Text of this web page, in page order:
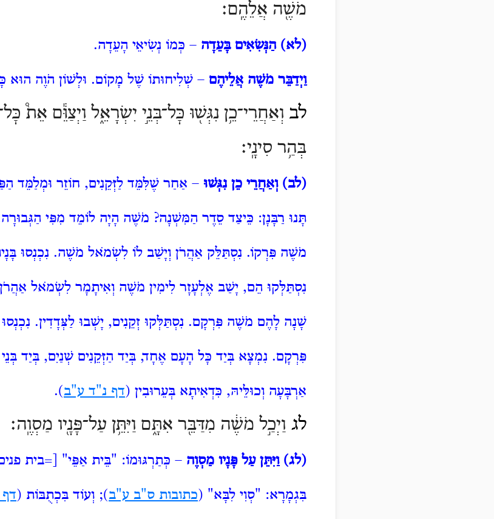
מֹשֶׁ֖ה אֲלֵהֶֽם׃
(לא)הַנְּשִׂאִים בָּעֵדָה – כְּמוֹ נְשִׂיאֵי הָעֵדָה.
וַיְדַבֵּר מֹשֶׁה אֲלֵיהֶם – שְׁלִיחוּתוֹ שֶׁל מָקוֹם. וּלְשׁוֹן הֹוֶה הוּא
לב וְאַחֲרֵי־כֵ֥ן נִגְּשׁ֖וּ כׇּל־בְּנֵ֣י יִשְׂרָאֵ֑ל וַיְצַוֵּ֕ם אֵת֩
בְּהַ֥ר סִינָֽי׃
(לב) וְאַחֲרֵי כֵן נִגְּשׁוּ – אַחַר שֶׁלִּמֵּד לַזְּקֵנִים, חוֹזֵר וּמְלַמֵּד
תָּנוּ רַבָּנָן: כֵּיצַד סֵדֶר הַמִּשְׁנָה? מֹשֶׁה הָיָה לוֹמֵד מִפִּי
מֹשֶׁה פִּרְקוֹ. נִסְתַּלֵּק אַהֲרֹן וְיָשַׁב לוֹ לִשְׂמֹאל מֹשֶׁה. נִכְנְסוּ
נִסְתַּלְּקוּ הֵם, יָשַׁב אֶלְעָזָר לִימִין מֹשֶׁה וְאִיתָמָר לִשְׂמֹאל אַהֲרֹן
שָׁנָה לָהֶם מֹשֶׁה פִּרְקָם. נִסְתַּלְּקוּ זְקֵנִים, יָשְׁבוּ לַצְּדָדִין.
פִּרְקָם. נִמְצָא בְּיַד כָּל הָעָם אֶחָד, בְּיַד הַזְּקֵנִים שְׁנַיִם, בְּיַד
אַרְבָּעָה וְכוּלֵּיהּ, כִּדְאִיתָא בְּעֵרוּבִין (דף נ"ד ע"ב).
לג וַיְכַ֣ל מֹשֶׁ֔ה מִדַּבֵּ֖ר אִתָּ֑ם וַיִּתֵּ֥ן עַל־פָּנָ֖יו מַסְוֶֽה׃
(לג)וַיִּתֵּן עַל פָּנָיו מַסְוֶה – כְּתַרְגּוּמוֹ: "בֵּית אַפֵּי" [=בית
בִּגְמָרָא: "סְוִי לִבָּא" (כתובות ס"ב ע"ב); וְעוֹד בִּכְתֻבּוֹת (